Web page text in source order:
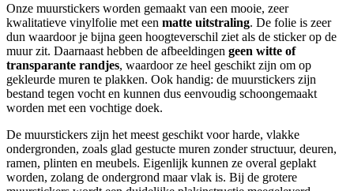
Onze muurstickers worden gemaakt van een mooie, zeer
kwalitatieve vinylfolie met een matte uitstraling. De folie is zeer
dun waardoor je bijna geen hoogteverschil ziet als de sticker op de
muur zit. Daarnaast hebben de afbeeldingen geen witte of
transparante randjes, waardoor ze heel geschikt zijn om op
gekleurde muren te plakken. Ook handig: de muurstickers zijn
bestand tegen vocht en kunnen dus eenvoudig schoongemaakt
worden met een vochtige doek.
De muurstickers zijn het meest geschikt voor harde, vlakke
ondergronden, zoals glad gestucte muren zonder structuur, deuren,
ramen, plinten en meubels. Eigenlijk kunnen ze overal geplakt
worden, zolang de ondergrond maar vlak is. Bij de grotere